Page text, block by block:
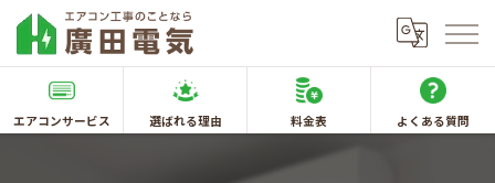
エアコンサービス 選ばれる理由 料金表 よくある質問